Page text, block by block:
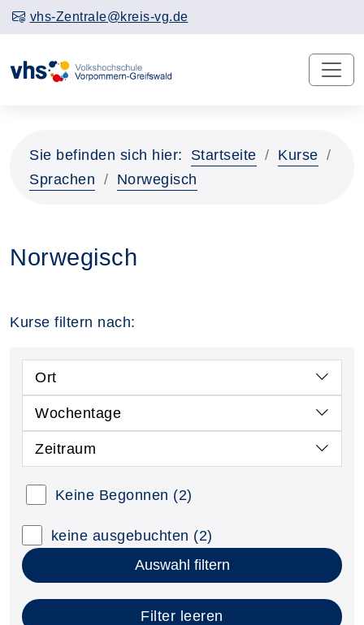
vhs-Zentrale@kreis-vg.de
Sie befinden sich hier: Startseite
Kurse
Sprachen
Norwegisch
Norwegisch
Kurse filtern nach:
Ort
Wochentage
Zeitraum
Keine Begonnen (2)
keine ausgebuchten (2)
Auswahl filtern
Filter leeren